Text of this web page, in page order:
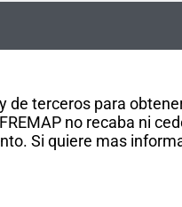
de terceros para
no recaba ni
Si quiere mas